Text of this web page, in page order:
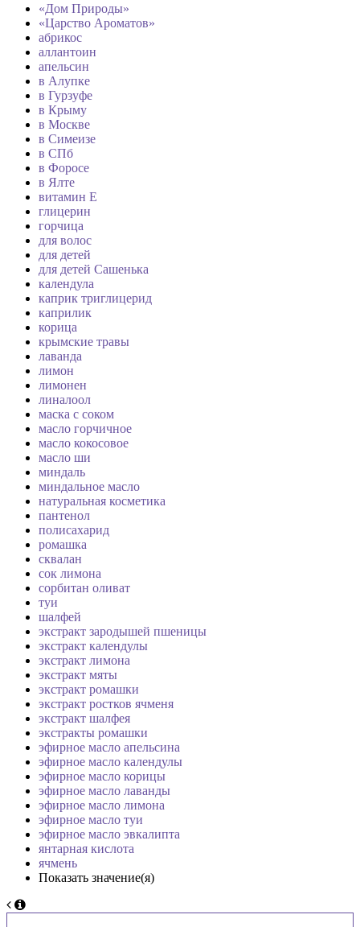
«Дом Природы»
«Царство Ароматов»
абрикос
аллантоин
апельсин
в Алупке
в Гурзуфе
в Крыму
в Москве
в Симеизе
в СПб
в Форосе
в Ялте
витамин Е
глицерин
горчица
для волос
для детей
для детей Сашенька
календула
каприк триглицерид
каприлик
корица
крымские травы
лаванда
лимон
лимонен
линалоол
маска с соком
масло горчичное
масло кокосовое
масло ши
миндаль
миндальное масло
натуральная косметика
пантенол
полисахарид
ромашка
сквалан
сок лимона
сорбитан оливат
туи
шалфей
экстракт зародышей пшеницы
экстракт календулы
экстракт лимона
экстракт мяты
экстракт ромашки
экстракт ростков ячменя
экстракт шалфея
экстракты ромашки
эфирное масло апельсина
эфирное масло календулы
эфирное масло корицы
эфирное масло лаванды
эфирное масло лимона
эфирное масло туи
эфирное масло эвкалипта
янтарная кислота
ячмень
Показать значение(я)